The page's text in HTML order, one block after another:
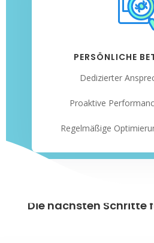
PERSÖNLICHE
Dedizierter
Proaktive
Regelmäßige
Die nächsten Schritte